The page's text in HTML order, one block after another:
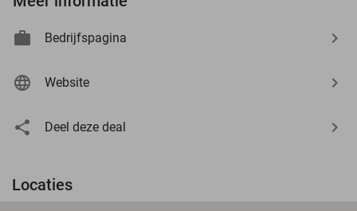
Bedrijfspagina
Website
Deel deze deal
Locaties